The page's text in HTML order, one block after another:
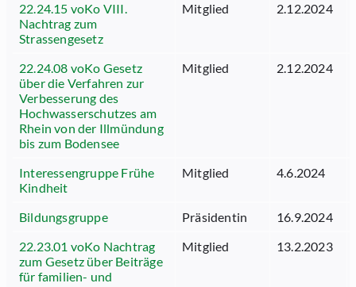
22.24.15 voKo VIII.
Nachtrag zum
Strassengesetz
Mitglied 2.12.2024
22.24.08 voKo Gesetz
über die Verfahren zur
Verbesserung des
Hochwasserschutzes am
Rhein von der Illmündung
bis zum Bodensee
Mitglied 2.12.2024
Interessengruppe Frühe
Kindheit
Mitglied 4.6.2024
Bildungsgruppe Präsidentin
16.9.2024
22.23.01 voKo Nachtrag
zum Gesetz über Beiträge
für familien- und
Mitglied 13.2.2023